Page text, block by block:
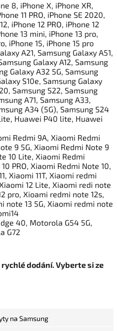
8, iPhone X, iPhone XR,
11 PRO, iPhone SE 2020,
iPhone 12 PRO, iPhone 12
13 mini, iPhone 13 pro,
iPhone 15, iPhone 15 pro
A21, Samsung Galaxy A51,
Galaxy A12, Samsung
Galaxy A32 5G, Samsung
S10e, Samsung Galaxy
Samsung S22, Samsung
A71, Samsung A33,
A34 (5G), Samsung S24
Huawei P40 lite, Huawei
Redmi 9A, Xiaomi Redmi
9 5G, Xiaomi Redmi Note 9
10 Lite, Xiaomi Redmi
PRO, Xiaomi Redmi Note 10,
Xiaomi 11T, Xiaomi redmi
12 Lite, Xiaomi redi note
pro, Xioami redmi note 12s,
note 13 5G, Xiaomi redmi note
40, Motorola G54 5G,
G72
dodání. Vyberte si ze
na Samsung